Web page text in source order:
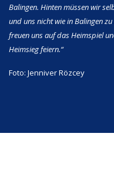
Balingen. Hinten müssen wir
und uns nicht wie in Balingen
freuen uns auf das Heimspiel
Heimsieg feiern.“
Foto: Jenniver Rözcey